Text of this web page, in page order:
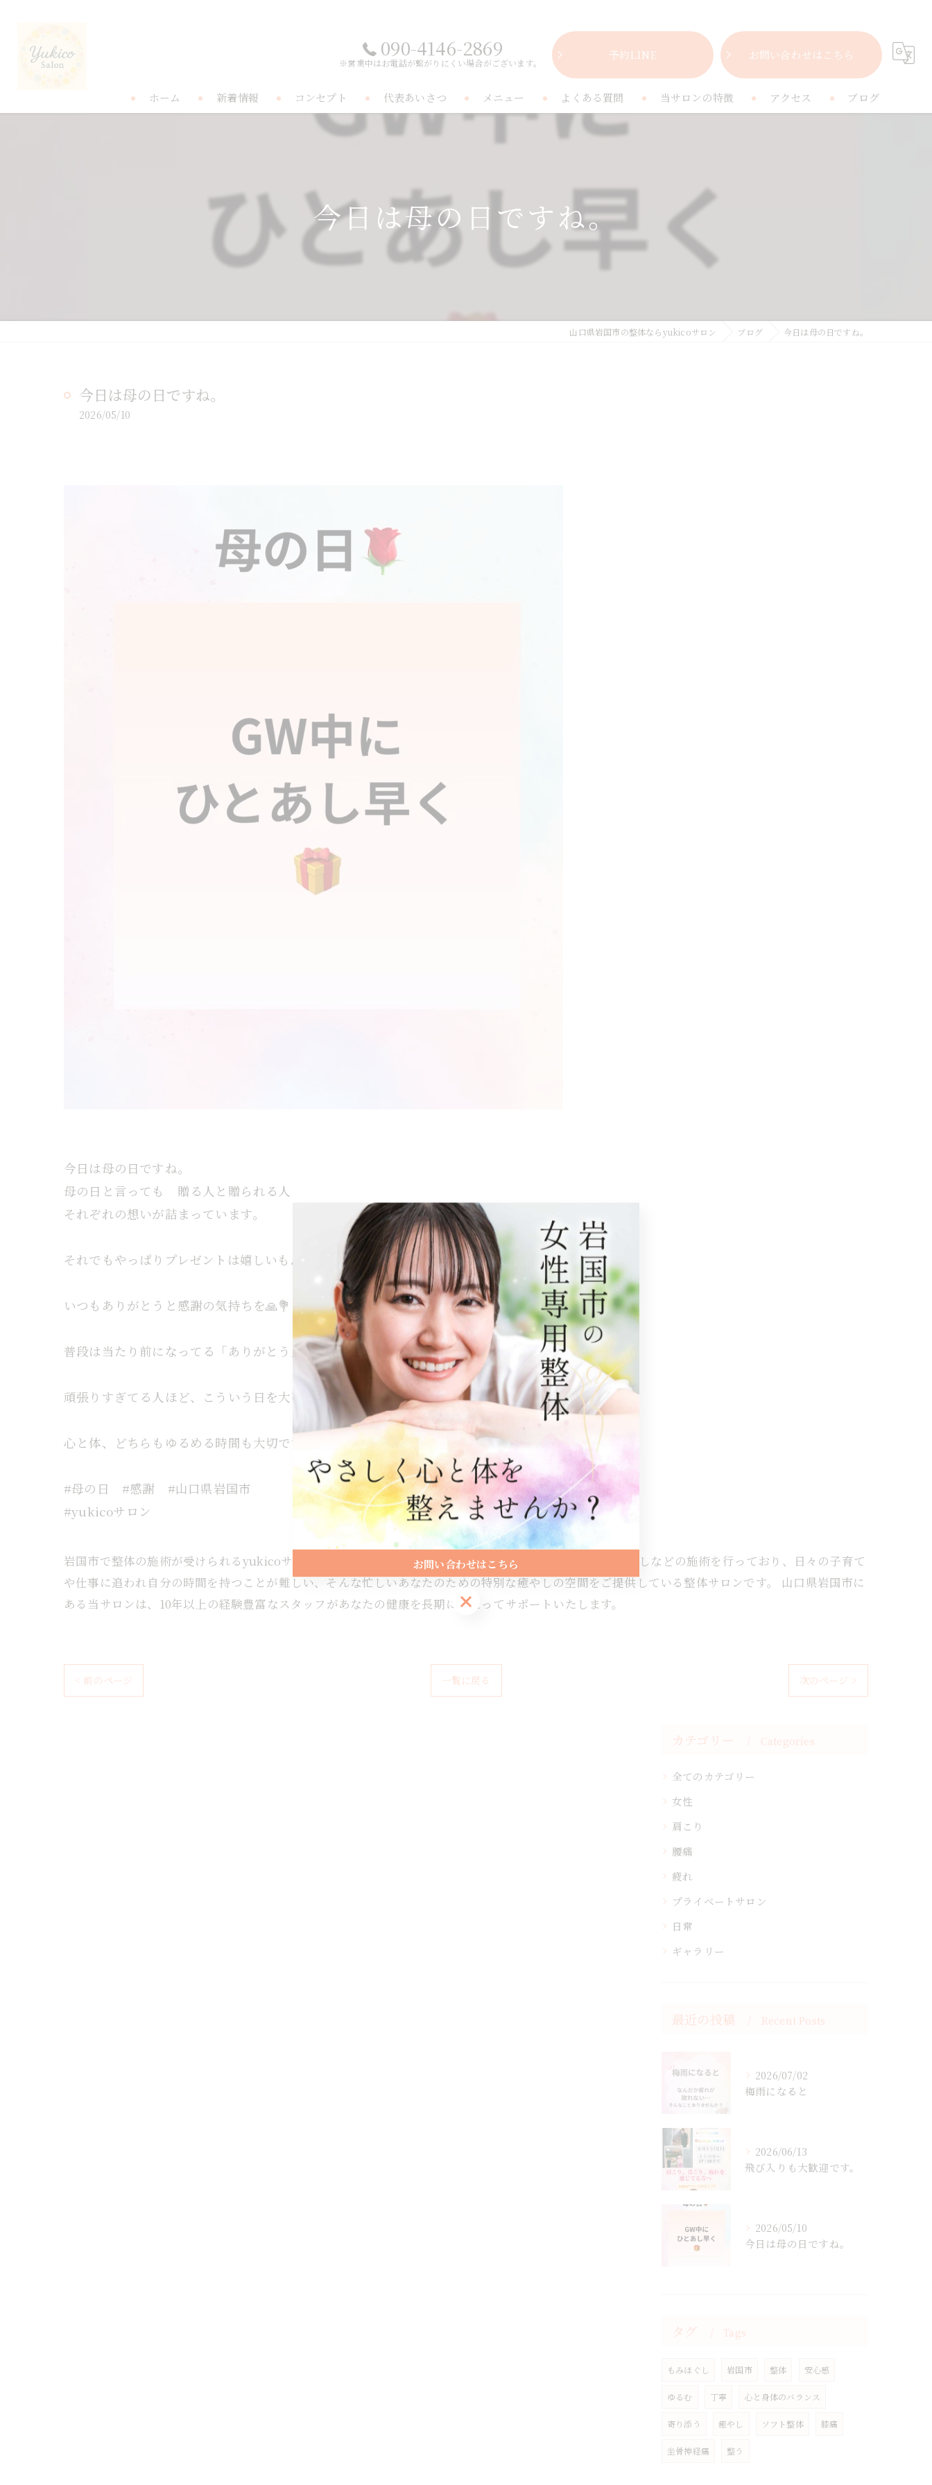
090-4146-2869
※営業中はお電話が繋がりにくい場合がございます。
予約LINE お問い合わせはこちら
ホーム 新着情報 コンセプト 代表あいさつ メニュー よくある質問 当サロンの特徴
疲れ
アクセス ブログ
今日は母の日ですね。
山口県岩国市の整体ならyukicoサロン ブログ 今日は母の日ですね。
今日は母の日ですね。
2026/05/10
今日は母の日ですね。
母の日と言っても 贈る人と贈られる人
それぞれの想いが詰まっています。
それでもやっぱりプレゼントは嬉しいもんですね☺️
いつもありがとうと感謝の気持ちを🙏💐
普段は当たり前になってる「ありがとう」も、ちゃんと伝える日って大事ですね。
頑張りすぎてる人ほど、こういう日を大事にしてほしい❣️
心と体、どちらもゆるめる時間も大切ですね。
#母の日 #感謝 #山口県岩国市
#yukicoサロン
岩国市で整体の施術が受けられるyukicoサロンは、腰痛や肩こりなどの症状に対応した整体や全身もみほぐしなどの施術を行っており、日々の子育て
や仕事に追われ自分の時間を持つことが難しい、そんな忙しいあなたのための特別な癒やしの空間をご提供している整体サロンです。 山口県岩国市に
ある当サロンは、10年以上の経験豊富なスタッフがあなたの健康を長期にわたってサポートいたします。
< 前のページ 一覧に戻る 次のページ >
カテゴリー Categories
全てのカテゴリー
女性
肩こり
腰痛
疲れ
プライベートサロン
日常
ギャラリー
最近の投稿 Recent Posts
2026/07/02
梅雨になると
2026/06/13
飛び入りも大歓迎です。
2026/05/10
今日は母の日ですね。
タグ Tags
もみほぐし 岩国市 整体 安心感
ゆるむ 丁寧 心と身体のバランス
寄り添う 癒やし ソフト整体 膝痛
坐骨神経痛 整う
お問い合わせはこちら
お問い合わせはこちら